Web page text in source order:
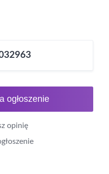
ogłoszenie
opinię